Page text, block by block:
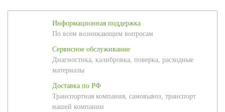
Информационная поддержка
По всем возникающим вопросам
Сервисное обслуживание
Диагностика, калибровка, поверка, расходные
материалы
Доставка по РФ
Транспортная компания, самовывоз, транспорт
нашей компании